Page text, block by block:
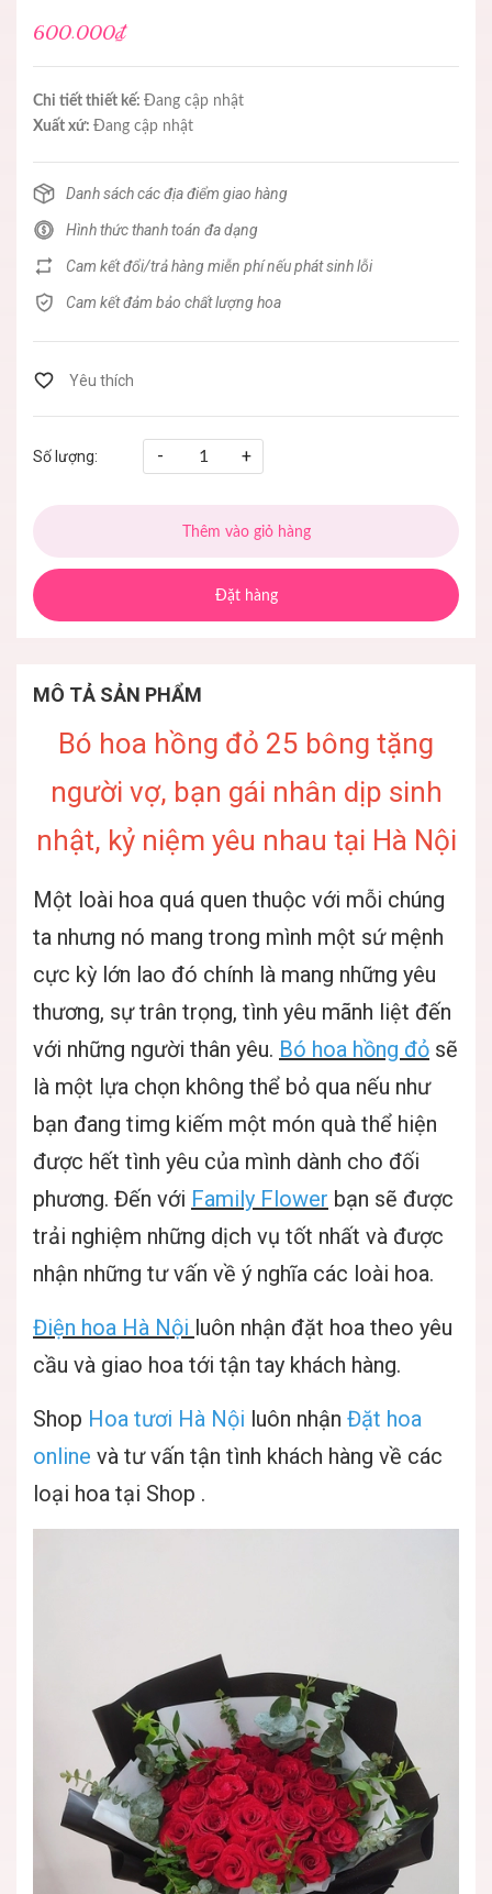
600.000₫
Chi tiết thiết kế: Đang cập nhật
Xuất xứ: Đang cập nhật
Danh sách các địa điểm giao hàng
Hình thức thanh toán đa dạng
Cam kết đổi/trả hàng miễn phí nếu phát sinh lỗi
Cam kết đảm bảo chất lượng hoa
Số lượng: - +
Thêm vào giỏ hàng
Đặt hàng
MÔ TẢ SẢN PHẨM
Bó hoa hồng đỏ 25 bông tặng
người vợ, bạn gái nhân dịp sinh
nhật, kỷ niệm yêu nhau tại Hà Nội
Một loài hoa quá quen thuộc với mỗi chúng
ta nhưng nó mang trong mình một sứ mệnh
cực kỳ lớn lao đó chính là mang những yêu
thương, sự trân trọng, tình yêu mãnh liệt đến
với những người thân yêu. Bó hoa hồng đỏ sẽ
là một lựa chọn không thể bỏ qua nếu như
bạn đang timg kiếm một món quà thể hiện
được hết tình yêu của mình dành cho đối
phương. Đến với Family Flower bạn sẽ được
trải nghiệm những dịch vụ tốt nhất và được
nhận những tư vấn về ý nghĩa các loài hoa.
Điện hoa Hà Nội luôn nhận đặt hoa theo yêu
cầu và giao hoa tới tận tay khách hàng.
Shop Hoa tươi Hà Nội luôn nhận Đặt hoa
online và tư vấn tận tình khách hàng về các
loại hoa tại Shop .